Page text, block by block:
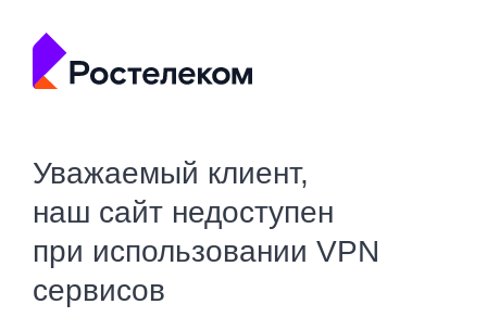
Уважаемый клиент,
наш сайт недоступен
при использовании VPN
сервисов